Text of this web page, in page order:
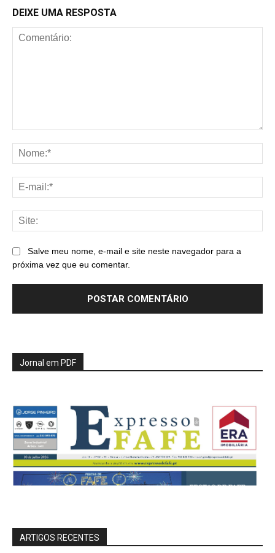
DEIXE UMA RESPOSTA
Salve meu nome, e-mail e site neste navegador para a
próxima vez que eu comentar.
Jornal em PDF
ARTIGOS RECENTES